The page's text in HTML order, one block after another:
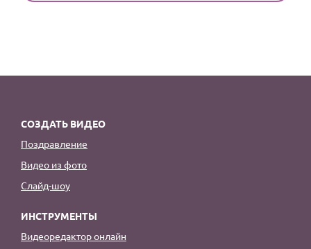
СОЗДАТЬ ВИДЕО
Поздравление
Видео из фото
Слайд-шоу
ИНСТРУМЕНТЫ
Видеоредактор онлайн